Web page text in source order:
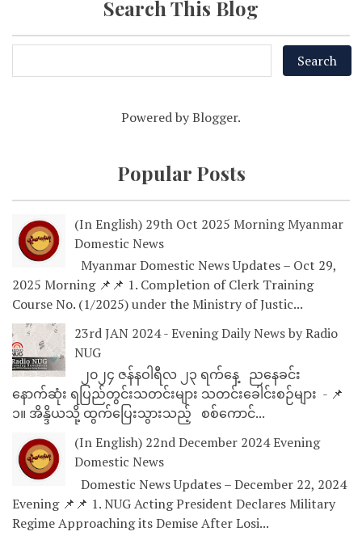
Search This Blog
Powered byBlogger.
Popular Posts
(In English) 29th Oct 2025 Morning Myanmar
Domestic News
Myanmar Domestic News Updates – Oct 29,
2025 Morning 📌📌 1. Completion of Clerk Training
Course No. (1/2025) under the Ministry of Justic...
23rd JAN 2024 - Evening Daily News by Radio
NUG
၂၀၂၄ ဇန်နဝါရီလ ၂၃ ရက်နေ့ ညနေခင်း
နောက်ဆုံး ရပြည်တွင်းသတင်းများ သတင်းခေါင်းစဉ်များ - 📌
၁။ အိန္ဒိယသို့ ထွက်ပြေးသွားသည့် စစ်ကောင်...
(In English) 22nd December 2024 Evening
Domestic News
Domestic News Updates – December 22, 2024
Evening 📌📌 1. NUG Acting President Declares Military
Regime Approaching its Demise After Losi...